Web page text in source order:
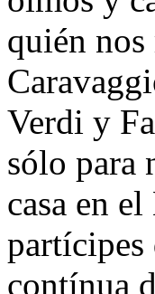
quién nos
Verdi y
sólo para
casa en
contínua